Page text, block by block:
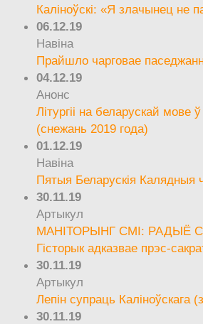
Каліноўскі: «Я злачынец не
06.12.19
Навіна
Прайшло чарговае
04.12.19
Анонс
Літургіі на беларускай
(снежань 2019 года)
01.12.19
Навіна
Пятыя Беларускія Калядныя
30.11.19
Артыкул
МАНІТОРЫНГ СМІ: РАДЫЁ
Гісторык адказвае прэс-
30.11.19
Артыкул
Лепін супраць Каліноўскага
30.11.19